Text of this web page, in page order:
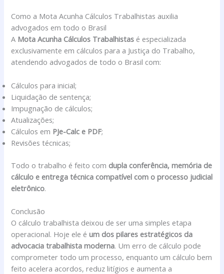
Como a Mota Acunha Cálculos Trabalhistas auxilia
advogados em todo o Brasil
A Mota Acunha Cálculos Trabalhistas é especializada
exclusivamente em cálculos para a Justiça do Trabalho,
atendendo advogados de todo o Brasil com:
Cálculos para inicial;
Liquidação de sentença;
Impugnação de cálculos;
Atualizações;
Cálculos em PJe-Calc e PDF;
Revisões técnicas;
Todo o trabalho é feito com dupla conferência, memória de
cálculo e entrega técnica compatível com o processo judicial
eletrônico.
Conclusão
O cálculo trabalhista deixou de ser uma simples etapa
operacional. Hoje ele éum dos pilares estratégicos da
advocacia trabalhista moderna. Um erro de cálculo pode
comprometer todo um processo, enquanto um cálculo bem
feito acelera acordos, reduz litígios e aumenta a